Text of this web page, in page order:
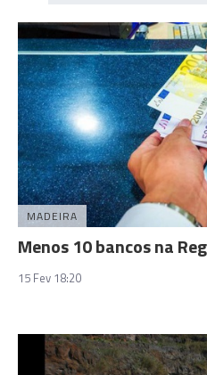
MADEIRA
Menos 10 bancos na
15 Fev 18:20